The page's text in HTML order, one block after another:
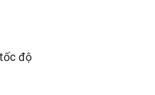
độ